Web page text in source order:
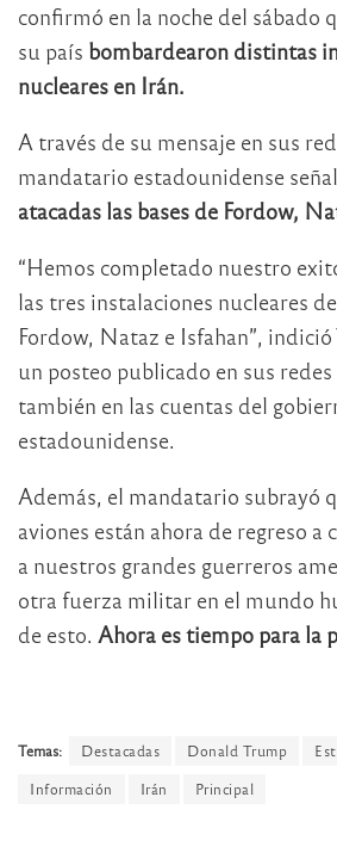
confirmó en la noche del sábado
su país bombardearon distintas
nucleares en Irán.
A través de su mensaje en sus
mandatario estadounidense
atacadas las bases de Fordow,
“Hemos completado nuestro
las tres instalaciones nucleares
Fordow, Nataz e Isfahan”,
un posteo publicado en sus
también en las cuentas del
estadounidense.
Además, el mandatario subrayó
aviones están ahora de regreso a
a nuestros grandes guerreros
otra fuerza militar en el mundo
de esto. Ahora es tiempo para la
Temas: Destacadas Donald Trump
Información
Irán Principal